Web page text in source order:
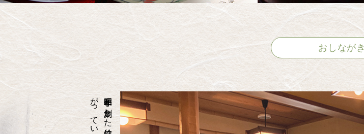
おしながき